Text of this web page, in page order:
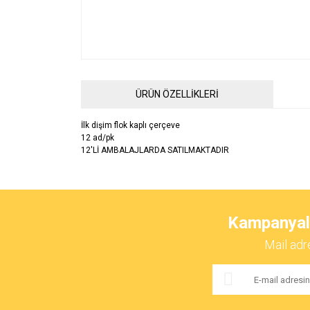
ÜRÜN ÖZELLİKLERİ
İlk dişim flok kaplı çerçeve
12 ad/pk
12'Lİ AMBALAJLARDA SATILMAKTADIR
Ürün resmi kalitesiz, bozuk veya görüntülenemiyor.
Mail